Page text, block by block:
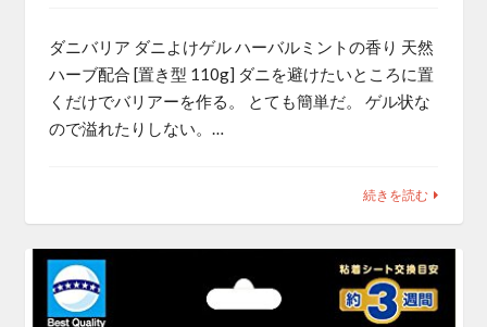
ダニバリア ダニよけゲル ハーバルミントの香り 天然
ハーブ配合 [置き型 110g] ダニを避けたいところに置
くだけでバリアーを作る。 とても簡単だ。 ゲル状な
ので溢れたりしない。…
続きを読む